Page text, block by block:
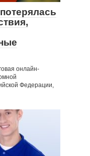
онлайн-
Федерации,